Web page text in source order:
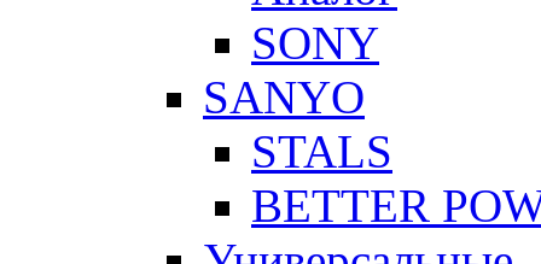
SONY
SANYO
STALS
BETTER